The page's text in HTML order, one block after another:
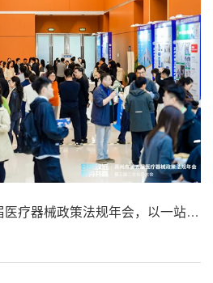
海望医疗亮相苏州第五届医疗器械政策法规年会，以一站式解决方案链接产业需求